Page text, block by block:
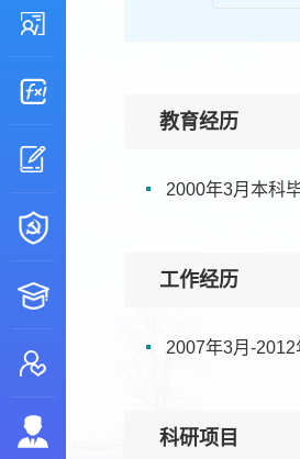
教育经历
2000年3月本科
工作经历
2007年3月-
科研项目